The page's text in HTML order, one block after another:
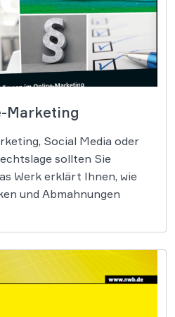
Marketing
Social Media oder
sollten Sie
Werk erklärt Ihnen, wie
und Abmahnungen